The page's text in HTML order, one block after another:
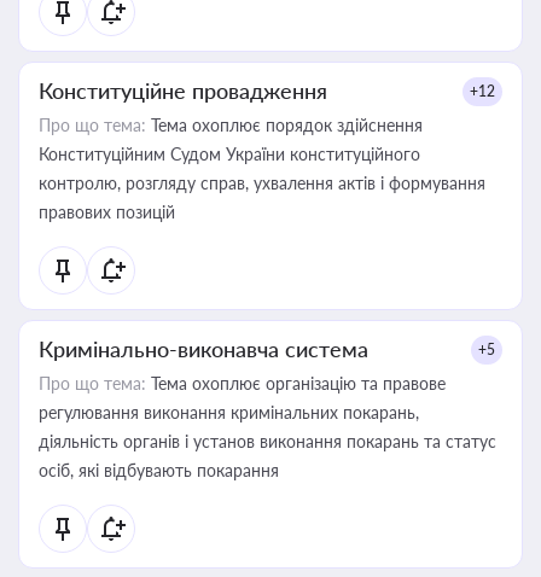
Конституційне провадження +12
Про що тема: Тема охоплює порядок здійснення
Конституційним Судом України конституційного
контролю, розгляду справ, ухвалення актів і формування
правових позицій
Кримінально-виконавча система +5
Про що тема: Тема охоплює організацію та правове
регулювання виконання кримінальних покарань,
діяльність органів і установ виконання покарань та статус
осіб, які відбувають покарання